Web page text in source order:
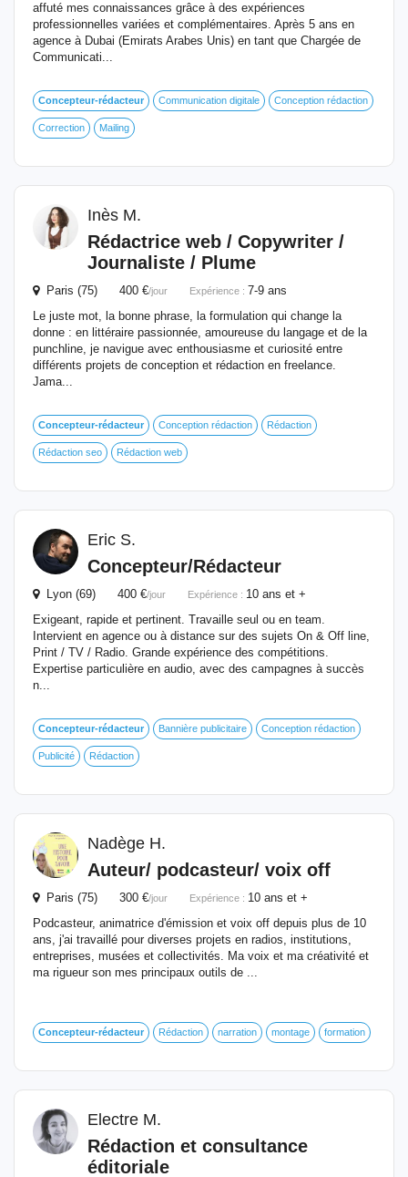
affuté mes connaissances grâce à des expériences
professionnelles variées et complémentaires. Après 5 ans en
agence à Dubai (Emirats Arabes Unis) en tant que Chargée de
Communicati...
Concepteur-rédacteur Communication digitale Conception rédaction
Correction Mailing
Inès M.
Rédactrice web / Copywriter /
Journaliste / Plume
Paris (75) 400 €/jour Expérience : 7-9 ans
Le juste mot, la bonne phrase, la formulation qui change la
donne : en littéraire passionnée, amoureuse du langage et de la
punchline, je navigue avec enthousiasme et curiosité entre
différents projets de conception et rédaction en freelance.
Jama...
Concepteur-rédacteur Conception rédaction Rédaction
Rédaction seo Rédaction web
Eric S.
Concepteur/Rédacteur
Lyon (69) 400 €/jour Expérience : 10 ans et +
Exigeant, rapide et pertinent. Travaille seul ou en team.
Intervient en agence ou à distance sur des sujets On & Off line,
Print / TV / Radio. Grande expérience des compétitions.
Expertise particulière en audio, avec des campagnes à succès
n...
Concepteur-rédacteur Bannière publicitaire Conception rédaction
Publicité Rédaction
Nadège H.
Auteur/ podcasteur/ voix off
Paris (75) 300 €/jour Expérience : 10 ans et +
Podcasteur, animatrice d'émission et voix off depuis plus de 10
ans, j'ai travaillé pour diverses projets en radios, institutions,
entreprises, musées et collectivités. Ma voix et ma créativité et
ma rigueur son mes principaux outils de ...
Concepteur-rédacteur Rédaction narration montage formation
Electre M.
Rédaction et consultance
éditoriale